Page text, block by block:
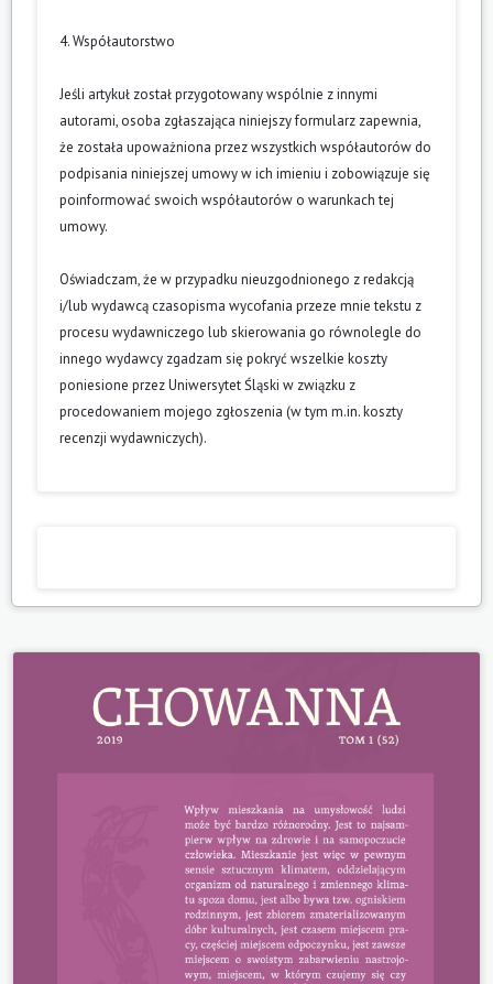
4. Współautorstwo
Jeśli artykuł został przygotowany wspólnie z innymi
autorami, osoba zgłaszająca niniejszy formularz zapewnia,
że została upoważniona przez wszystkich współautorów do
podpisania niniejszej umowy w ich imieniu i zobowiązuje się
poinformować swoich współautorów o warunkach tej
umowy.
Oświadczam, że w przypadku nieuzgodnionego z redakcją
i/lub wydawcą czasopisma wycofania przeze mnie tekstu z
procesu wydawniczego lub skierowania go równolegle do
innego wydawcy zgadzam się pokryć wszelkie koszty
poniesione przez Uniwersytet Śląski w związku z
procedowaniem mojego zgłoszenia (w tym m.in. koszty
recenzji wydawniczych).